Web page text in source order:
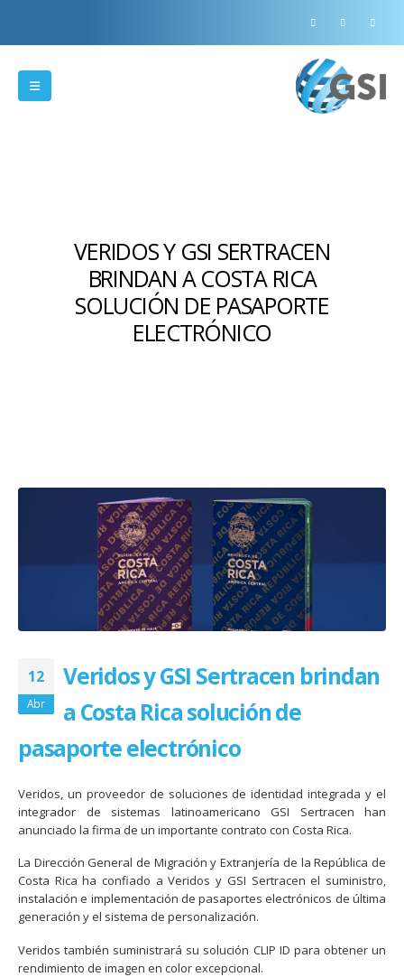
VERIDOS Y GSI SERTRACEN
BRINDAN A COSTA RICA
SOLUCIÓN DE PASAPORTE
ELECTRÓNICO
12
Abr
Veridos y GSI Sertracen brindan
a Costa Rica solución de
pasaporte electrónico
Veridos, un proveedor de soluciones de identidad integrada y el
integrador de sistemas latinoamericano GSI Sertracen han
anunciado la firma de un importante contrato con Costa Rica.
La Dirección General de Migración y Extranjería de la República de
Costa Rica ha confiado a Veridos y GSI Sertracen el suministro,
instalación e implementación de pasaportes electrónicos de última
generación y el sistema de personalización.
Veridos también suministrará su solución CLIP ID para obtener un
rendimiento de imagen en color excepcional.